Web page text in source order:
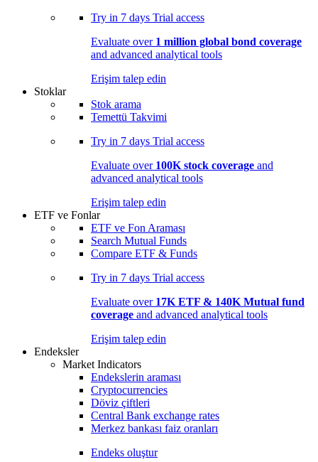
Try in 7 days Trial access
Evaluate over 1 million global bond coverage
and advanced analytical tools
Erişim talep edin
Stoklar
Stok arama
Temettü Takvimi
Try in 7 days Trial access
Evaluate over 100K stock coverage and
advanced analytical tools
Erişim talep edin
ETF ve Fonlar
ETF ve Fon Araması
Search Mutual Funds
Compare ETF & Funds
Try in 7 days Trial access
Evaluate over 17K ETF & 140K Mutual fund
coverage and advanced analytical tools
Erişim talep edin
Endeksler
Market Indicators
Endekslerin araması
Cryptocurrencies
Döviz çiftleri
Central Bank exchange rates
Merkez bankası faiz oranları
Endeks oluştur